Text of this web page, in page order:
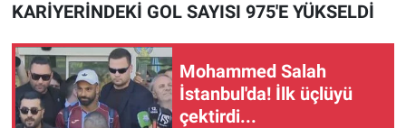
KARİYERİNDEKİ GOL SAYISI 975'E YÜKSELDİ
Mohammed Salah
İstanbul'da! İlk üçlüyü
çektirdi...